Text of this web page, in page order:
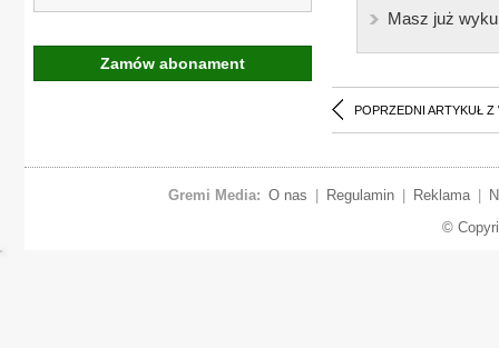
Masz już
POPRZEDNI ARTYKUŁ Z
Zamów abonament
Gremi Media: O nas Regulamin Reklama
©